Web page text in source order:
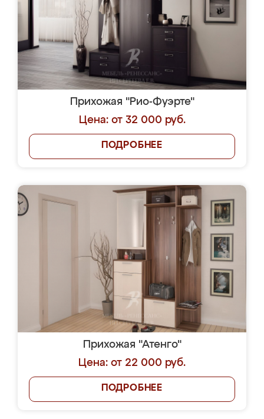
Прихожая "Рио-Фуэрте"
Цена: от 32 000 руб.
ПОДРОБНЕЕ
Прихожая "Атенго"
Цена: от 22 000 руб.
ПОДРОБНЕЕ